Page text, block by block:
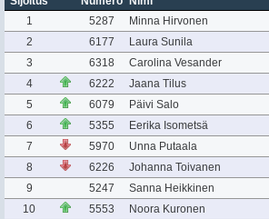
1
5287
Minna Hirvonen
2
6177
Laura Sunila
3
6318
Carolina Vesander
4
6222
Jaana Tilus
5
6079
Päivi Salo
6
5355
Eerika Isometsä
7
5970
Unna Putaala
8
6226
Johanna Toivanen
9
5247
Sanna Heikkinen
10
5553 Noora Kuronen